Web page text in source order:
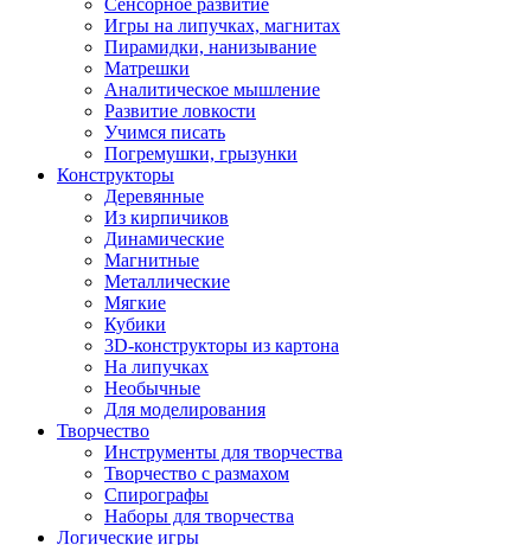
Сенсорное развитие
Игры на липучках, магнитах
Пирамидки, нанизывание
Матрешки
Аналитическое мышление
Развитие ловкости
Учимся писать
Погремушки, грызунки
Конструкторы
Деревянные
Из кирпичиков
Динамические
Магнитные
Металлические
Мягкие
Кубики
3D-конструкторы из картона
На липучках
Необычные
Для моделирования
Творчество
Инструменты для творчества
Творчество с размахом
Спирографы
Наборы для творчества
Логические игры